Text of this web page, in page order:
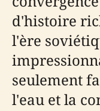
d'histoire
l'ère
seulement
l'eau et la